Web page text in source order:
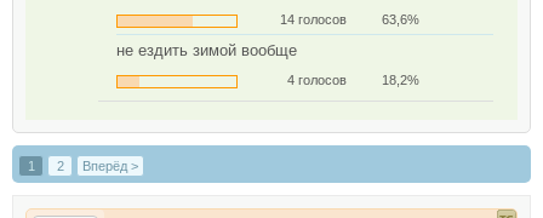
14 голосов 63,6%
не ездить зимой вообще
4 голосов 18,2%
1 2 Вперёд >